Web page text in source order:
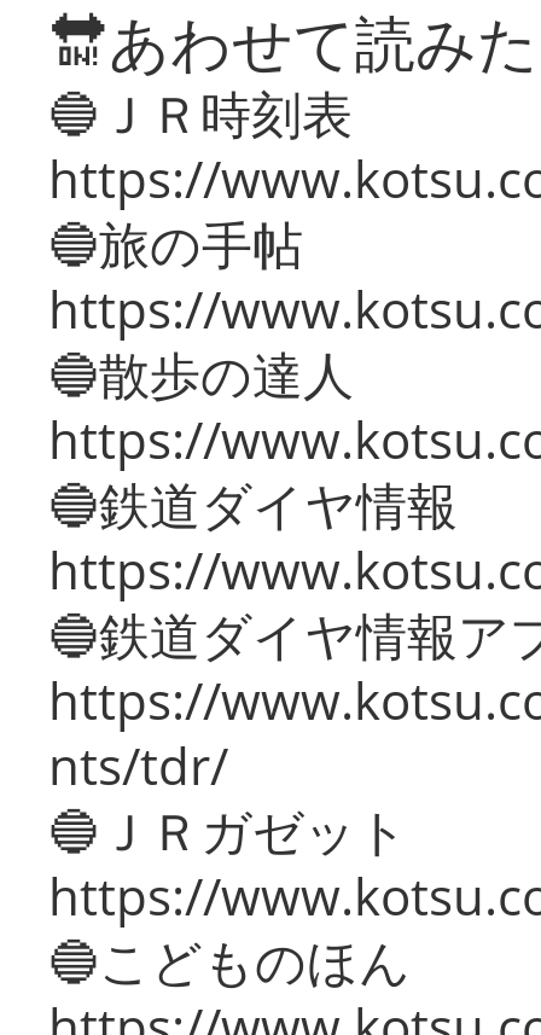
🔛あわせて読み
🔵ＪＲ時刻表
https://
🔵旅の手帖
https://
🔵散歩の達人
https://
🔵鉄道ダイヤ情報
https://
🔵鉄道ダイヤ情報ア
https://
nts/tdr/
🔵ＪＲガゼット
https://
🔵こどものほん